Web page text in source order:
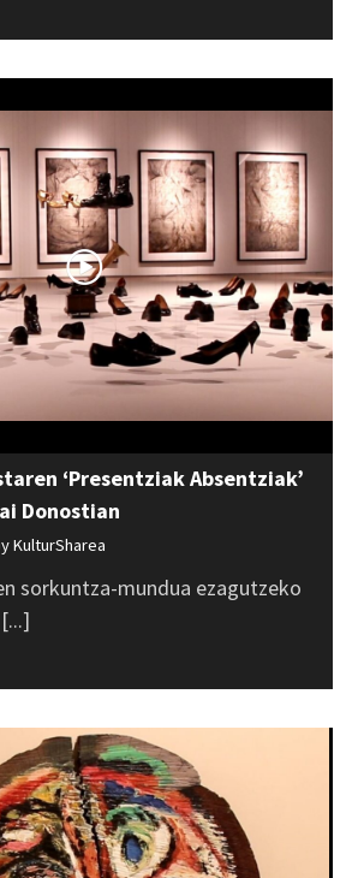
‘Presentziak Absentziak’
Donostian
KulturSharea
sorkuntza-mundua ezagutzeko